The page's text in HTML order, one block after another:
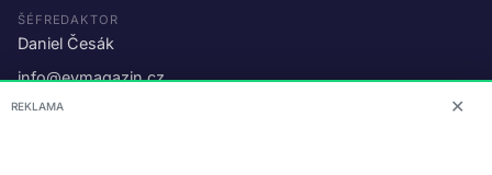
ŠÉFREDAKTOR
Daniel Česák
info@evmagazin.cz
O nás
REKLAMA ✕